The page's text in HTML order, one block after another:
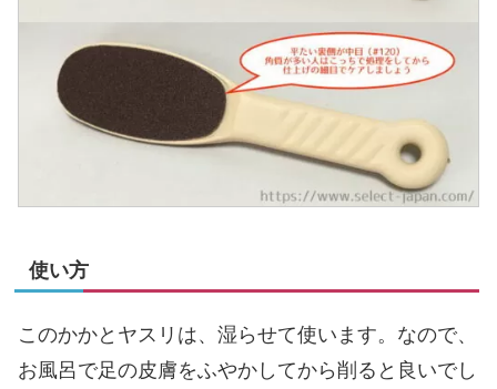
使い方
このかかとヤスリは、湿らせて使います。なので、
お風呂で足の皮膚をふやかしてから削ると良いでし